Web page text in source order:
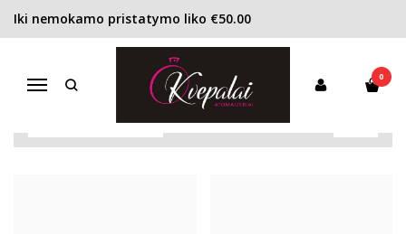
Iki nemokamo pristatymo liko €50.00
Navigacija
0
ATTAR COLLECTION
Pirkite pagal gamintoją